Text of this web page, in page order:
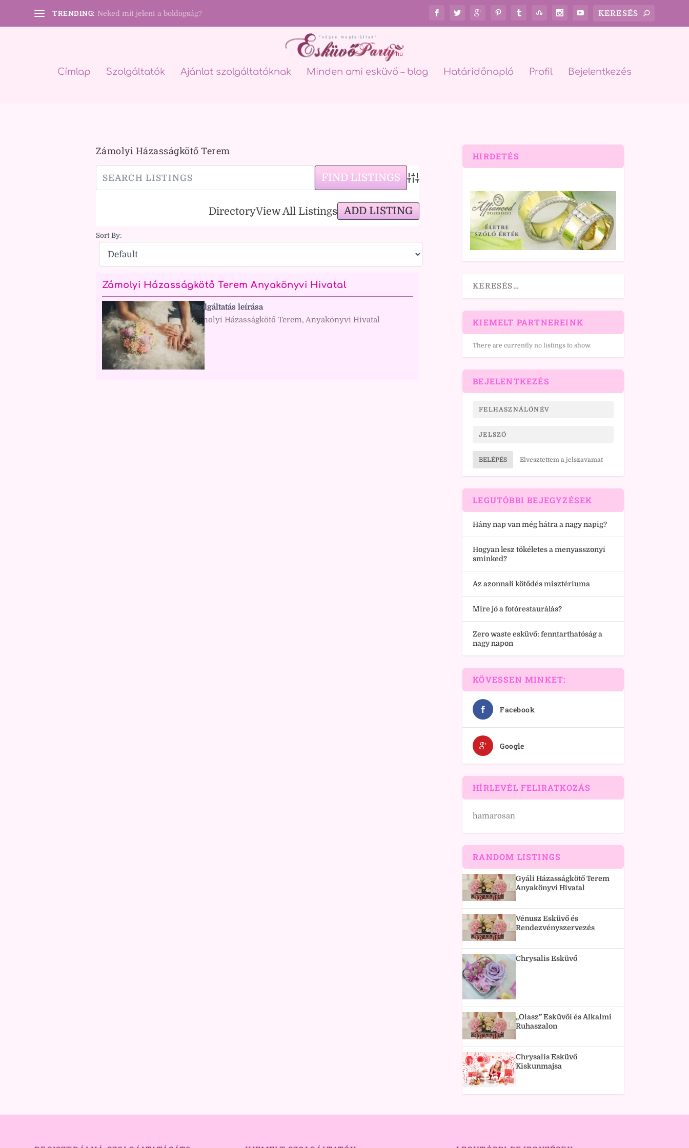
TRENDING: Neked mit jelent a boldogság?
Címlap Szolgáltatók Ajánlat szolgáltatóknak Minden ami esküvő – blog Határidőnapló Profil Bejelentkezés
Zámolyi Házasságkötő Terem
Advanced Search
DirectoryView All Listings ADD LISTING
Sort By:
Zámolyi Házasságkötő Terem Anyakönyvi Hivatal
Szolgáltatás leírása
Zámolyi Házasságkötő Terem, Anyakönyvi Hivatal
HIRDETÉS
KIEMELT PARTNEREINK
There are currently no listings to show.
BEJELENTKEZÉS
BELÉPÉS Elvesztettem a jelszavamat
LEGUTÓBBI BEJEGYZÉSEK
Hány nap van még hátra a nagy napig?
Hogyan lesz tökéletes a menyasszonyi
sminked?
Az azonnali kötődés misztériuma
Mire jó a fotórestaurálás?
Zero waste esküvő: fenntarthatóság a
nagy napon
KÖVESSEN MINKET:
Facebook
Google
HÍRLEVÉL FELIRATKOZÁS
hamarosan
RANDOM LISTINGS
Gyáli Házasságkötő Terem
Anyakönyvi Hivatal
Vénusz Esküvő és
Rendezvényszervezés
Chrysalis Esküvő
„Olasz” Esküvői és Alkalmi
Ruhaszalon
Chrysalis Esküvő
Kiskunmajsa